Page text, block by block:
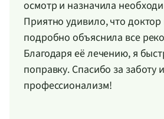
осмотр и назначила
Приятно удивило, что
подробно объяснила все
Благодаря её лечению, я
поправку. Спасибо за заботу и
профессионализм!